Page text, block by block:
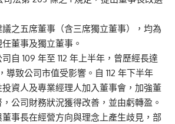
之五席董事（含三席獨立董事），均為
董事及獨立董事。
自 109 年至 112 年上半年，曾歷經長達
導致公司市值受影響。自 112 年下半年
資人及專業經理人加入董事會，加強董
公司財務狀況獲得改善，並由虧轉盈。
事長在經營方向與理念上產生歧見，部